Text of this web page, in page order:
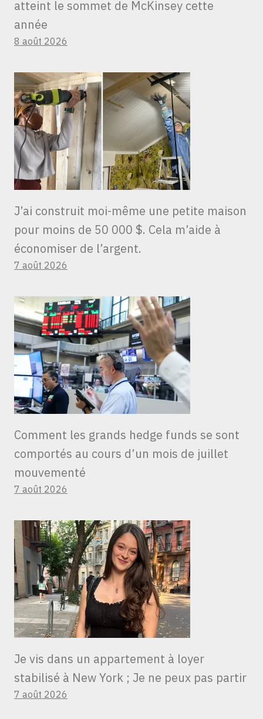
atteint le sommet de McKinsey cette
année
8 août 2026
J’ai construit moi-même une petite maison
pour moins de 50 000 $. Cela m’aide à
économiser de l’argent.
7 août 2026
Comment les grands hedge funds se sont
comportés au cours d’un mois de juillet
mouvementé
7 août 2026
Je vis dans un appartement à loyer
stabilisé à New York ; Je ne peux pas partir
7 août 2026